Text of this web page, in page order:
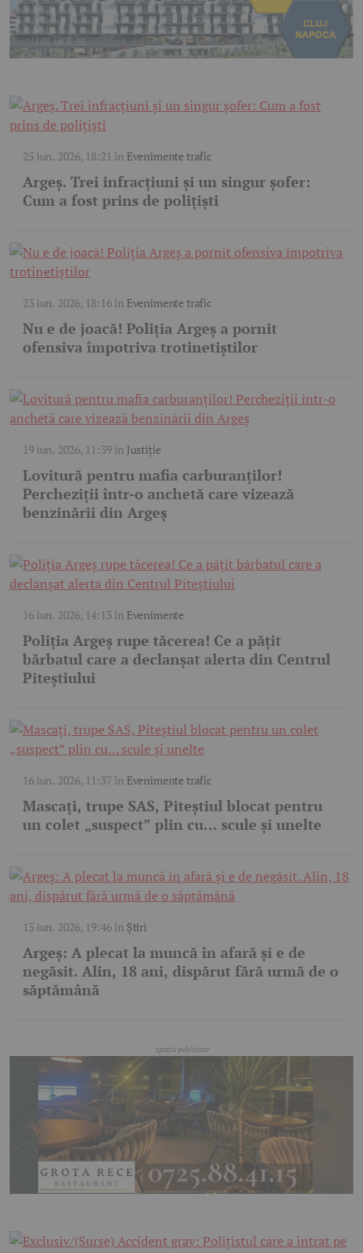
25 iun. 2026, 18:21 în Evenimente trafic
Argeș. Trei infracțiuni și un singur șofer:
Cum a fost prins de polițiști
23 iun. 2026, 18:16în Evenimente trafic
Nu e de joacă! Poliția Argeș a pornit
ofensiva împotriva trotinetiștilor
19 iun. 2026, 11:39în Justiție
Lovitură pentru mafia carburanților!
Percheziții într-o anchetă care vizează
benzinării din Argeș
16 iun. 2026, 14:13în Evenimente
Poliția Argeș rupe tăcerea! Ce a pățit
bărbatul care a declanșat alerta din Centrul
Piteștiului
16 iun. 2026, 11:37în Evenimente trafic
Mascați, trupe SAS, Piteștiul blocat pentru
un colet „suspect” plin cu… scule și unelte
15 iun. 2026, 19:46în Știri
Argeș: A plecat la muncă în afară și e de
negăsit. Alin, 18 ani, dispărut fără urmă de o
săptămână